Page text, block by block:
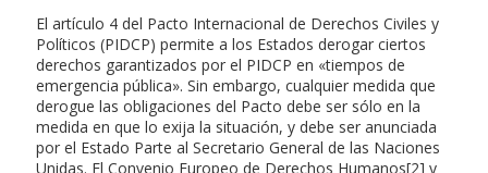
El artículo 4 del Pacto Internacional de Derechos Civiles y
Políticos (PIDCP) permite a los Estados derogar ciertos
derechos garantizados por el PIDCP en «tiempos de
emergencia pública». Sin embargo, cualquier medida que
derogue las obligaciones del Pacto debe ser sólo en la
medida en que lo exija la situación, y debe ser anunciada
por el Estado Parte al Secretario General de las Naciones
Unidas. El Convenio Europeo de Derechos Humanos[2] y